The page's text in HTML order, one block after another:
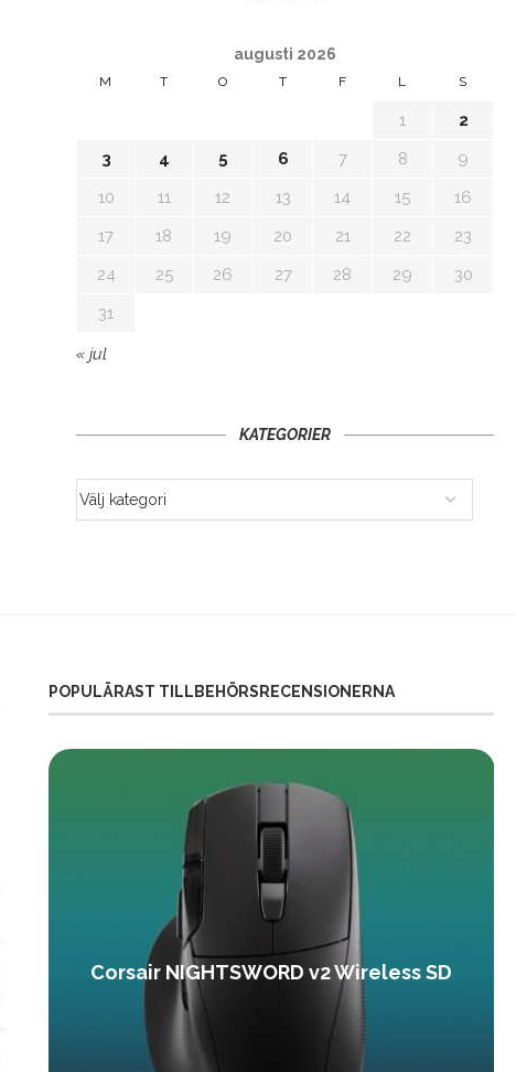
augusti 2026
M T O T F L S
1
2
3
4 5 6 7 8
9
10
11 12 13 14 15
16
17
18 19 20 21 22
23
24
25 26 27 28 29
30
31
« jul
KATEGORIER
POPULÄRAST TILLBEHÖRSRECENSIONERNA
Corsair NIGHTSWORD v2 Wireless SD